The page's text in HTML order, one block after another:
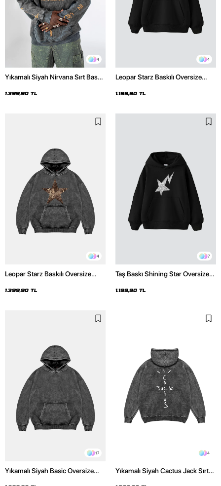
4
Yıkamalı Siyah Nirvana Sırt Baskılı
1.399,90 TL
4
Leopar Starz Baskılı Oversize
1.199,90 TL
4
Leopar Starz Baskılı Oversize
Hoodie
1.399,90 TL
7
Taş Baskı Shining Star Oversize
1.199,90 TL
17
Yıkamalı Siyah Basic Oversize
4
Yıkamalı Siyah Cactus Jack Sırt